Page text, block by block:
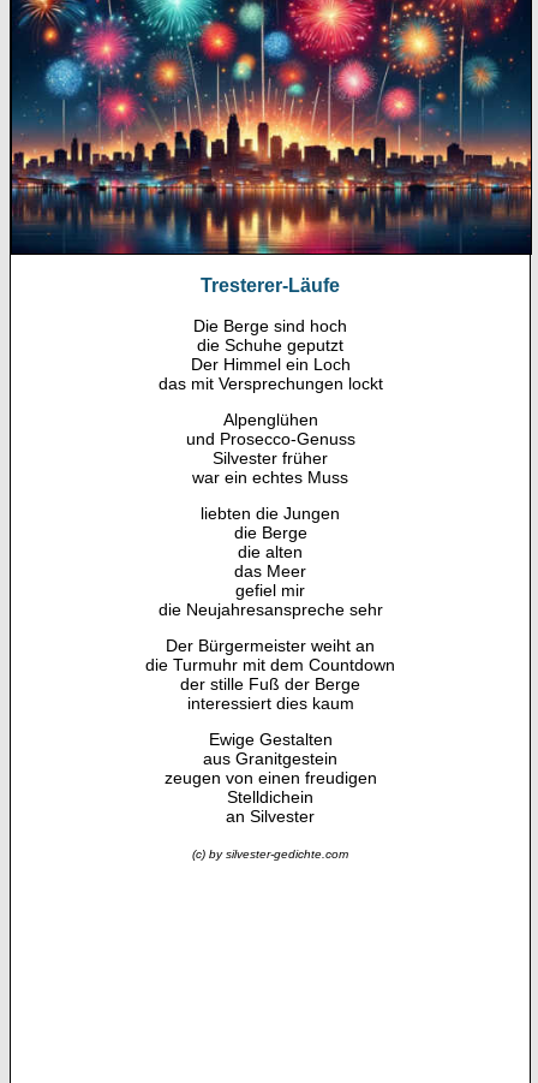
Tresterer-Läufe
Die Berge sind hoch
die Schuhe geputzt
Der Himmel ein Loch
das mit Versprechungen lockt
Alpenglühen
und Prosecco-Genuss
Silvester früher
war ein echtes Muss
liebten die Jungen
die Berge
die alten
das Meer
gefiel mir
die Neujahresanspreche sehr
Der Bürgermeister weiht an
die Turmuhr mit dem Countdown
der stille Fuß der Berge
interessiert dies kaum
Ewige Gestalten
aus Granitgestein
zeugen von einen freudigen
Stelldichein
an Silvester
(c) by silvester-gedichte.com